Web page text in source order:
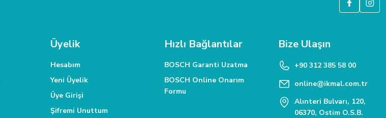
Üyelik
Hesabım
Yeni Üyelik
Üye Girişi
Şifremi Unuttum
Hızlı Bağlantılar
BOSCH Garanti Uzatma
BOSCH Online Onarım
Formu
Bize Ulaşın
+90 312 385 58 00
online@ikmal.com.tr
Alınteri Bulvarı, 120,
06370, Ostim O.S.B.